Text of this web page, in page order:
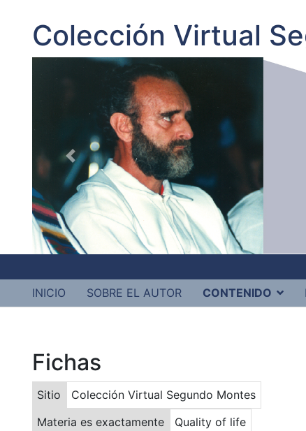
Colección Virtual
INICIO SOBRE EL AUTOR CONTENIDO
Fichas
Sitio
Colección Virtual Segundo Montes
Materia es exactamente
Quality of life